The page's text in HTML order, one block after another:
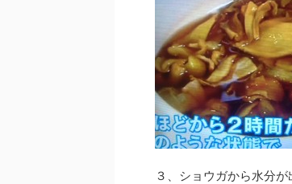
３、ショウガから水分